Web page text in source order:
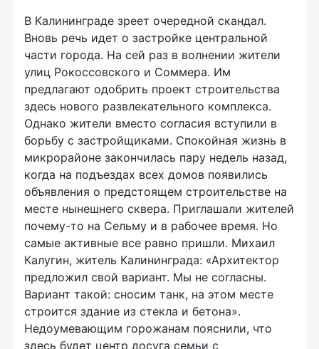
В Калининграде зреет очередной скандал.
Вновь речь идет о застройке центральной
части города. На сей раз в волнении жители
улиц Рокоссовского и Соммера. Им
предлагают одобрить проект строительства
здесь нового развлекательного комплекса.
Однако жители вместо согласия вступили в
борьбу с застройщиками. Спокойная жизнь в
микрорайоне закончилась пару недель назад,
когда на подъездах всех домов появились
объявления о предстоящем строительстве на
месте нынешнего сквера. Приглашали жителей
почему-то на Сельму и в рабочее время. Но
самые активные все равно пришли. Михаил
Калугин, житель Калининграда: «Архитектор
предложил свой вариант. Мы не согласны.
Вариант такой: сносим танк, на этом месте
строится здание из стекла и бетона».
Недоумевающим горожанам пояснили, что
здесь будет центр досуга семьи с